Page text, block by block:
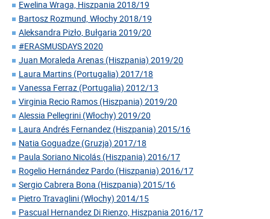
Ewelina Wraga, Hiszpania 2018/19
Bartosz Rozmund, Włochy 2018/19
Aleksandra Pizło, Bułgaria 2019/20
#ERASMUSDAYS 2020
Juan Moraleda Arenas (Hiszpania) 2019/20
Laura Martins (Portugalia) 2017/18
Vanessa Ferraz (Portugalia) 2012/13
Virginia Recio Ramos (Hiszpania) 2019/20
Alessia Pellegrini (Włochy) 2019/20
Laura Andrés Fernandez (Hiszpania) 2015/16
Natia Goguadze (Gruzja) 2017/18
Paula Soriano Nicolás (Hiszpania) 2016/17
Rogelio Hernández Pardo (Hiszpania) 2016/17
Sergio Cabrera Bona (Hiszpania) 2015/16
Pietro Travaglini (Włochy) 2014/15
Pascual Hernandez Di Rienzo, Hiszpania 2016/17